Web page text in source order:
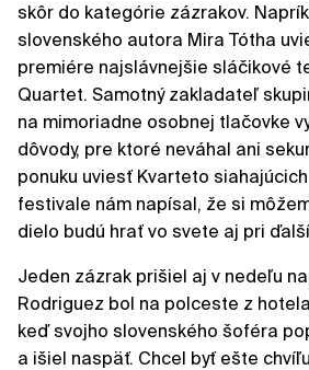
skôr do kategórie zázrakov.
slovenského autora Mira Tótha
premiére najslávnejšie sláčikové
Quartet. Samotný zakladateľ
na mimoriadne osobnej tlačovke
dôvody, pre ktoré neváhal ani
ponuku uviesť Kvarteto
festivale nám napísal, že si
dielo budú hrať vo svete aj pri
Jeden zázrak prišiel aj v nedeľu
Rodriguez bol na polceste z
keď svojho slovenského šoféra
a išiel naspäť. Chcel byť ešte